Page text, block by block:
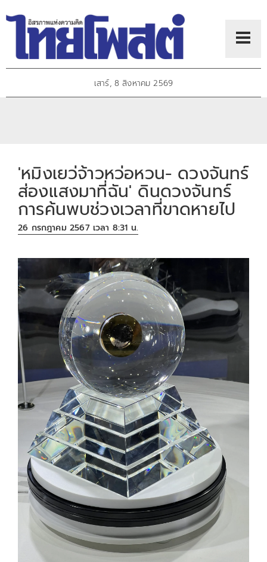
เสาร์, 8 สิงหาคม 2569
'หมิงเยว่จ้าวหว่อหวน- ดวงจันทร์
ส่องแสงมาที่ฉัน' ดินดวงจันทร์
การค้นพบช่วงเวลาที่ขาดหายไป
26 กรกฎาคม 2567 เวลา 8:31 น.